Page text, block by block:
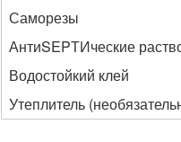
Саморезы
АнтиSEPТИческие
Водостойкий клей
Утеплитель